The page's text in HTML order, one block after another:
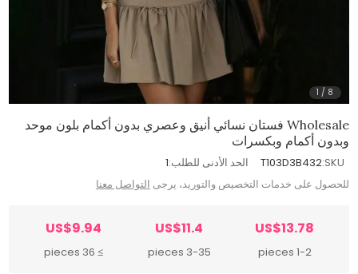
1 / 8
Wholesale فستان نسائي أنيق وعصري بدون أكمام بلون موحد
وبدون أكمام وبكسرات
SKU:
T103D3B432 الحد الأدنى للطلب:1
للحصول على خدمات التخصيص والتوريد، يرجى التواصل معنا
US$13.78
1-2 pieces
US$11.4
3-35 pieces
US$9.94
≥ 36 pieces